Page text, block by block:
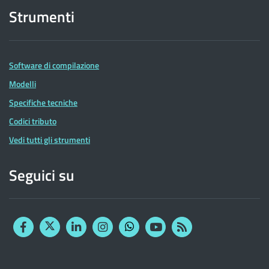
Strumenti
Software di compilazione
Modelli
Specifiche tecniche
Codici tributo
Vedi tutti gli strumenti
Seguici su
FacebookTwitterLinkedinInstagram
YouTubeRSS